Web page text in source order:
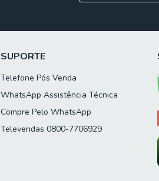
SUPORTE
Telefone Pós Venda
WhatsApp Assistência Técnica
Compre Pelo WhatsApp
Televendas 0800-7706929